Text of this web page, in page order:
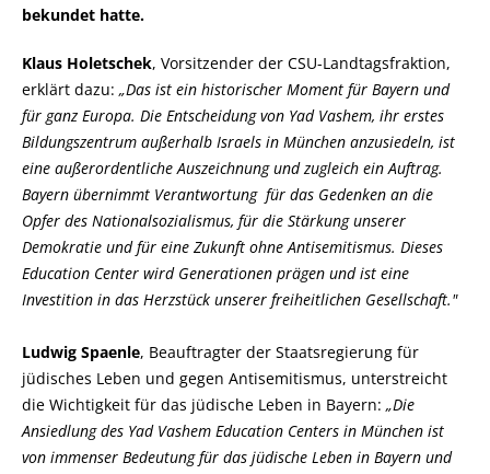
bekundet hatte.
Klaus Holetschek, Vorsitzender der CSU-Landtagsfraktion,
erklärt dazu: Das ist ein historischer Moment für Bayern und
für ganz Europa. Die Entscheidung von Yad Vashem, ihr erstes
Bildungszentrum außerhalb Israels in München anzusiedeln, ist
eine außerordentliche Auszeichnung und zugleich ein Auftrag.
Bayern übernimmt Verantwortung für das Gedenken an die
Opfer des Nationalsozialismus, für die Stärkung unserer
Demokratie und für eine Zukunft ohne Antisemitismus. Dieses
Education Center wird Generationen prägen und ist eine
Investition in das Herzstück unserer freiheitlichen Gesellschaft."
Ludwig Spaenle, Beauftragter der Staatsregierung für
jüdisches Leben und gegen Antisemitismus, unterstreicht
die Wichtigkeit für das jüdische Leben in Bayern: Die
Ansiedlung des Yad Vashem Education Centers in München ist
von immenser Bedeutung für das jüdische Leben in Bayern und